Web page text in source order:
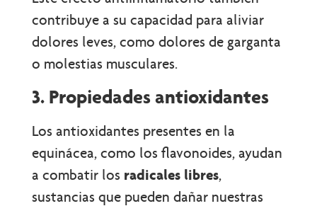
contribuye a su capacidad para aliviar
dolores leves, como dolores de garganta
o molestias musculares.
3. Propiedades antioxidantes
Los antioxidantes presentes en la
equinácea, como los flavonoides, ayudan
a combatir los radicales libres,
sustancias que pueden dañar nuestras